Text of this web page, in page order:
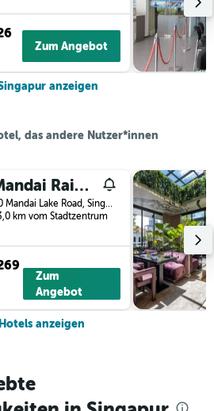
Zum Angebot
anzeigen
das andere Nutzer*innen
Mandai Rainforest Resort by Banyan Tree
60 Mandai Lake Road, Singapur, Singapur
km vom Stadtzentrum
Zum
Angebot
anzeigen